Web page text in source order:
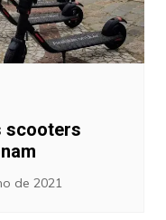
scooters
de 2021